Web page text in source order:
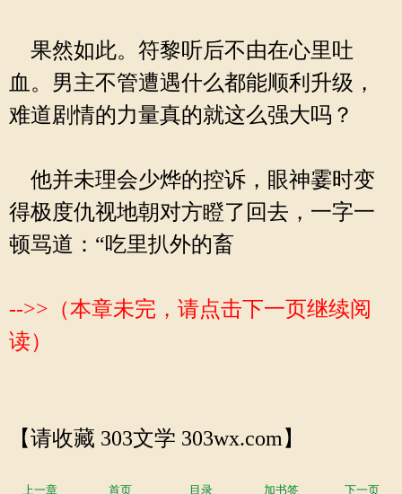
果然如此。符黎听后不由在心里吐
血。男主不管遭遇什么都能顺利升级，
难道剧情的力量真的就这么强大吗？
他并未理会少烨的控诉，眼神霎时变
得极度仇视地朝对方瞪了回去，一字一
顿骂道：“吃里扒外的畜
-->>（本章未完，请点击下一页继续阅
读）
【请收藏 303文学 303wx.com】
上一章 首页 目录 加书签 下一页